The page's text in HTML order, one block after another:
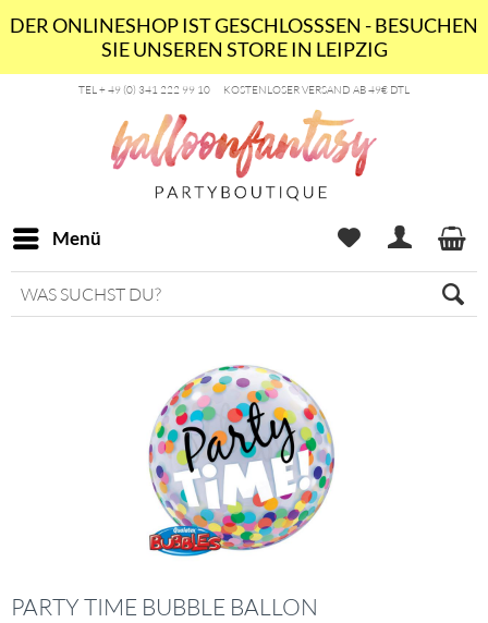
DER ONLINESHOP IST GESCHLOSSSEN - BESUCHEN
SIE UNSEREN STORE IN LEIPZIG
TEL + 49 (0) 341 222 99 10 KOSTENLOSER VERSAND AB 49€ DTL
Menü
PARTY TIME BUBBLE BALLON